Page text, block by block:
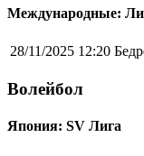
Международные:
28/11/2025 12:20
Волейбол
Япония: SV Лига